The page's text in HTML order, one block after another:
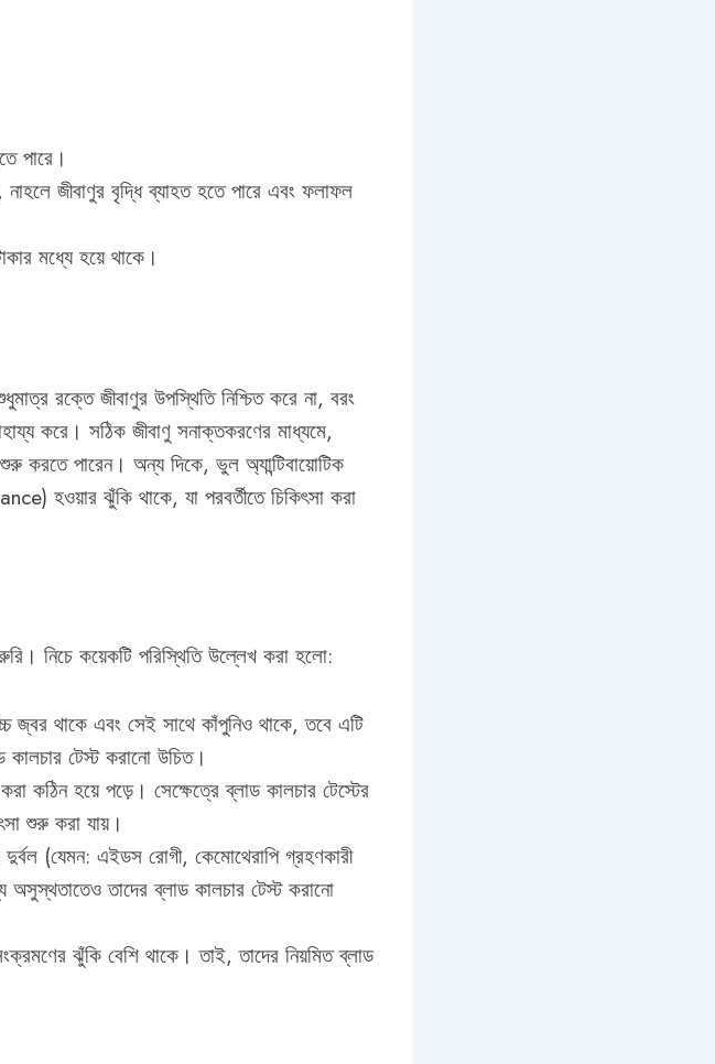
পারে।
জীবাণুর বৃদ্ধি ব্যাহত হতে পারে এবং ফলাফল
মধ্যে হয়ে থাকে।
রক্তে জীবাণুর উপস্থিতি নিশ্চিত করে না, বরং
করে। সঠিক জীবাণু সনাক্তকরণের মাধ্যমে,
শুরু করতে পারেন। অন্য দিকে, ভুল অ্যান্টিবায়োটিক
হওয়ার ঝুঁকি থাকে, যা পরবর্তীতে চিকিৎসা করা
নিচে কয়েকটি পরিস্থিতি উল্লেখ করা হলো:
জ্বর থাকে এবং সেই সাথে কাঁপুনিও থাকে, তবে এটি
টেস্ট করানো উচিত।
কঠিন হয়ে পড়ে। সেক্ষেত্রে ব্লাড কালচার টেস্টের
শুরু করা যায়।
(যেমন: এইডস রোগী, কেমোথেরাপি গ্রহণকারী
অসুস্থতাতেও তাদের ব্লাড কালচার টেস্ট করানো
ঝুঁকি বেশি থাকে। তাই, তাদের নিয়মিত ব্লাড